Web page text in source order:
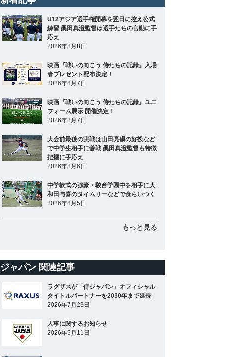
U12アジア選手権開幕を翌日に控え公式
練習 桑田真澄監督は選手たちの言動に手
応え
2026年8月8日
映画『戦いの向こう 侍たちの記録』入場
者プレゼント配布決定！
2026年8月7日
映画『戦いの向こう 侍たちの記録』ユニ
フォーム展示 開催決定！
2026年8月7日
大会前最後の実戦は山田亮碩の好投など
で中学生相手に善戦 桑田真澄監督も特徴
把握に手応え
2026年8月6日
中学軟式の強豪・駿台学園中を相手に大
和田与喜のタイムリーなどで食らいつく
2026年8月5日
もっと見る
ジャパン 関連記事
ラグザスが「侍ジャパン」オフィシャル
タイトルパートナーを2030年まで延長
2026年7月23日
人事に関するお知らせ
2026年5月11日